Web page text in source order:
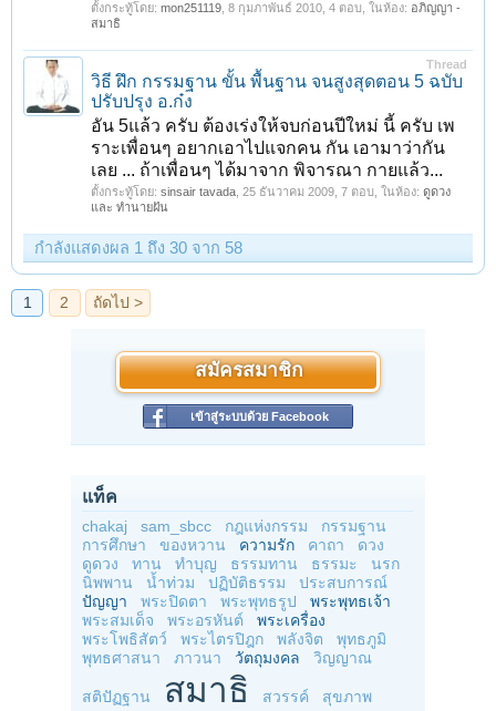
ตั้งกระทู้โดย: mon251119 8 กุมภาพันธ์ 2010 , 4 ตอบ, ในห้อง: อภิญญา -
สมาธิ
Thread
วิธี ฝึก กรรมฐาน ขั้น พื้นฐาน จนสูงสุดตอน 5 ฉบับ
ปรับปรุง อ.ก๋ง
อัน 5แล้ว ครับ ต้องเร่งให้จบก่อนปีใหม่ นี้ ครับ เพ
ราะเพื่อนๆ อยากเอาไปแจกคน กัน เอามาว่ากัน
เลย ... ถ้าเพื่อนๆ ได้มาจาก พิจารณา กายแล้ว...
ตั้งกระทู้โดย: sinsair tavada 25 ธันวาคม 2009 , 7 ตอบ, ในห้อง: ดูดวง
และ ทำนายฝัน
กำลังแสดงผล 1 ถึง 30 จาก 58
สมัครสมาชิก
เข้าสู่ระบบด้วย Facebook
แท็ค
chakaj sam_sbcc กฎแห่งกรรม
กรรมฐาน
การศึกษา
ของหวาน ความรัก คาถา
ดวง
ดูดวง
ทาน ทำบุญ ธรรมทาน ธรรมะ
นรก
นิพพาน
น้ำท่วม ปฏิบัติธรรม
ประสบการณ์
ปัญญา
พระปิดตา พระพุทธรูป
พระพุทธเจ้า
พระสมเด็จ
พระอรหันต์
พระเครื่อง
พระโพธิสัตว์
พระไตรปิฎก พลังจิต
พุทธภูมิ
พุทธศาสนา
ภาวนา วัตถุมงคล วิญญาณ
สติปัฏฐาน สมาธิ สวรรค์
สุขภาพ